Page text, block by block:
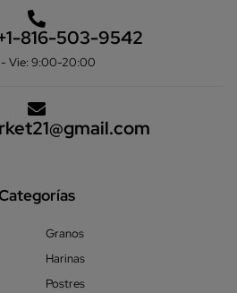
816-503-9542
- Vie: 9:00-20:00
Granos
Harinas
Postres